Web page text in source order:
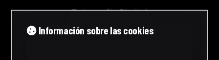
Fotografía Digital
Ver más
Información sobre las cookies